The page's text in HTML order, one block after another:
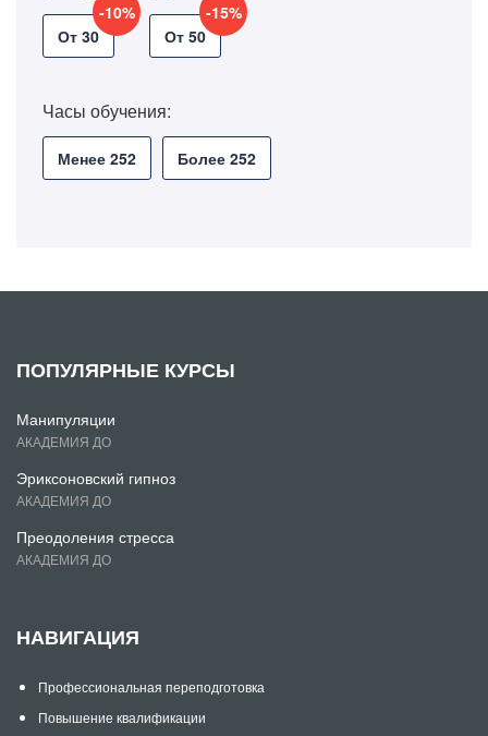
От 30
-10%
От 50
-15%
Часы обучения:
Менее 252 Более 252
ПОПУЛЯРНЫЕ КУРСЫ
Манипуляции
АКАДЕМИЯ ДО
Эриксоновский гипноз
АКАДЕМИЯ ДО
Преодоления стресса
АКАДЕМИЯ ДО
НАВИГАЦИЯ
Профессиональная переподготовка
Повышение квалификации